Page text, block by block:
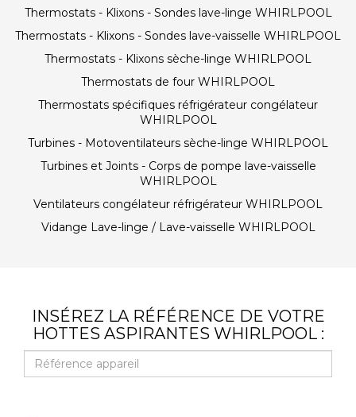
Thermostats - Klixons - Sondes lave-linge WHIRLPOOL
Thermostats - Klixons - Sondes lave-vaisselle WHIRLPOOL
Thermostats - Klixons sèche-linge WHIRLPOOL
Thermostats de four WHIRLPOOL
Thermostats spécifiques réfrigérateur congélateur
WHIRLPOOL
Turbines - Motoventilateurs sèche-linge WHIRLPOOL
Turbines et Joints - Corps de pompe lave-vaisselle
WHIRLPOOL
Ventilateurs congélateur réfrigérateur WHIRLPOOL
Vidange Lave-linge / Lave-vaisselle WHIRLPOOL
INSÉREZ LA RÉFÉRENCE DE VOTRE
HOTTES ASPIRANTES WHIRLPOOL :